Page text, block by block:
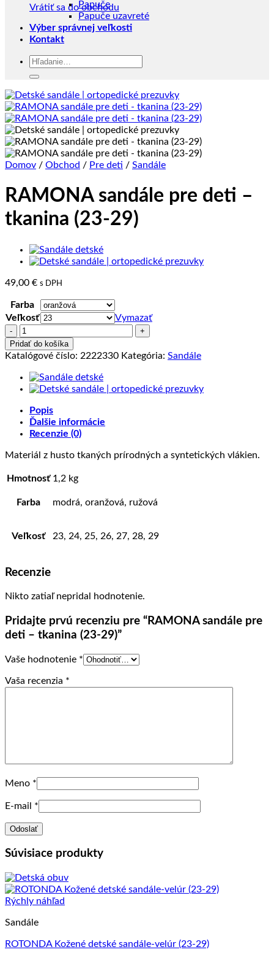
Vrátiť sa do obchodu
Papuče
Papuče uzavreté
Výber správnej veľkosti
Kontakt
Hľadať:
Domov / Obchod / Pre deti / Sandále
RAMONA sandále pre deti –
tkanina (23-29)
49,00 € s DPH
Farba
Veľkosť
Vymazať
množstvo
RAMONA
sandále
deti
-
(23-
29)
Pridať do košíka
Katalógové číslo: 2222330 Kategória: Sandále
Popis
Ďalšie informácie
Recenzie (0)
Materiál z husto tkaných prírodných a syntetických vlákien.
Hmotnosť 1,2 kg
Farba modrá, oranžová, ružová
Veľkosť 23, 24, 25, 26, 27, 28, 29
Recenzie
Nikto zatiaľ nepridal hodnotenie.
Pridajte prvú recenziu pre “RAMONA sandále pre
deti – tkanina (23-29)”
Vaše hodnotenie *
Vaša recenzia *
Meno *
E-mail *
Súvisiace produkty
Rýchly náhľad
Sandále
ROTONDA Kožené detské sandále-velúr (23-29)